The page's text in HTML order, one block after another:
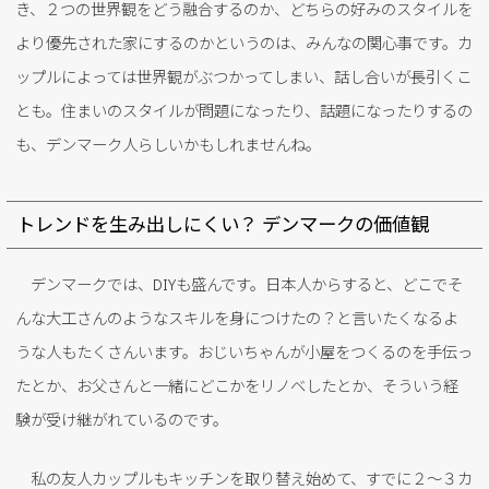
き、２つの世界観をどう融合するのか、どちらの好みのスタイルを
より優先された家にするのかというのは、みんなの関心事です。カ
ップルによっては世界観がぶつかってしまい、話し合いが長引くこ
とも。住まいのスタイルが問題になったり、話題になったりするの
も、デンマーク人らしいかもしれませんね。
トレンドを生み出しにくい？ デンマークの価値観
デンマークでは、DIYも盛んです。日本人からすると、どこでそ
んな大工さんのようなスキルを身につけたの？と言いたくなるよ
うな人もたくさんいます。おじいちゃんが小屋をつくるのを手伝っ
たとか、お父さんと一緒にどこかをリノベしたとか、そういう経
験が受け継がれているのです。
私の友人カップルもキッチンを取り替え始めて、すでに２〜３カ